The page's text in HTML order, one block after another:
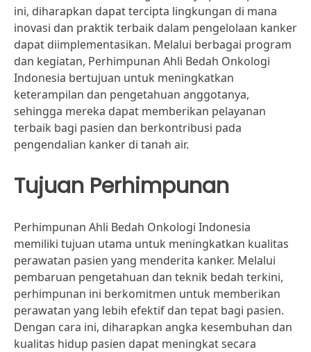
ini, diharapkan dapat tercipta lingkungan di mana
inovasi dan praktik terbaik dalam pengelolaan kanker
dapat diimplementasikan. Melalui berbagai program
dan kegiatan, Perhimpunan Ahli Bedah Onkologi
Indonesia bertujuan untuk meningkatkan
keterampilan dan pengetahuan anggotanya,
sehingga mereka dapat memberikan pelayanan
terbaik bagi pasien dan berkontribusi pada
pengendalian kanker di tanah air.
Tujuan Perhimpunan
Perhimpunan Ahli Bedah Onkologi Indonesia
memiliki tujuan utama untuk meningkatkan kualitas
perawatan pasien yang menderita kanker. Melalui
pembaruan pengetahuan dan teknik bedah terkini,
perhimpunan ini berkomitmen untuk memberikan
perawatan yang lebih efektif dan tepat bagi pasien.
Dengan cara ini, diharapkan angka kesembuhan dan
kualitas hidup pasien dapat meningkat secara